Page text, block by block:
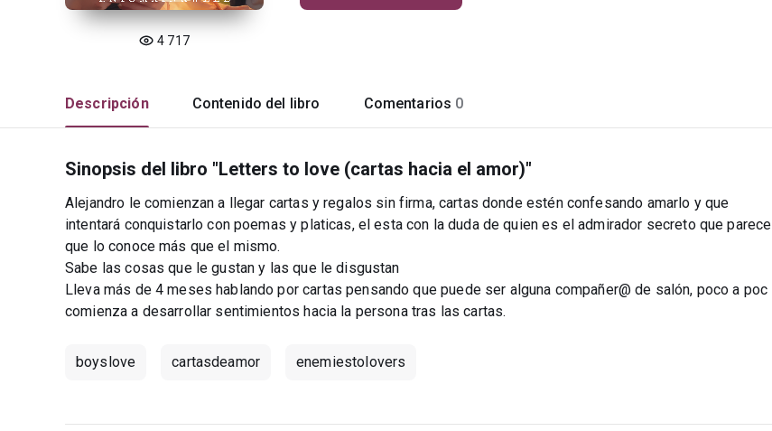
4 717
Descripción Contenido del libro Comentarios 0
Sinopsis del libro "Letters to love (cartas hacia el amor)"
Alejandro le comienzan a llegar cartas y regalos sin firma, cartas donde estén confesando amarlo y que
intentará conquistarlo con poemas y platicas, el esta con la duda de quien es el admirador secreto que parece
que lo conoce más que el mismo.
Sabe las cosas que le gustan y las que le disgustan
Lleva más de 4 meses hablando por cartas pensando que puede ser alguna compañer@ de salón, poco a poc
comienza a desarrollar sentimientos hacia la persona tras las cartas.
boyslove cartasdeamor enemiestolovers